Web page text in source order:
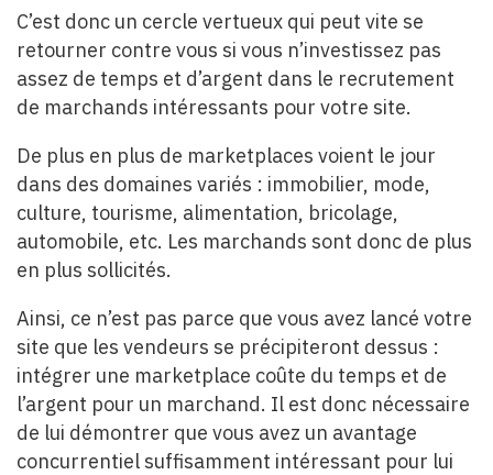
C’est donc un cercle vertueux qui peut vite se
retourner contre vous si vous n’investissez pas
assez de temps et d’argent dans le recrutement
de marchands intéressants pour votre site.
De plus en plus de marketplaces voient le jour
dans des domaines variés : immobilier, mode,
culture, tourisme, alimentation, bricolage,
automobile, etc. Les marchands sont donc de plus
en plus sollicités.
Ainsi, ce n’est pas parce que vous avez lancé votre
site que les vendeurs se précipiteront dessus :
intégrer une marketplace coûte du temps et de
l’argent pour un marchand. Il est donc nécessaire
de lui démontrer que vous avez un avantage
concurrentiel suffisamment intéressant pour lui